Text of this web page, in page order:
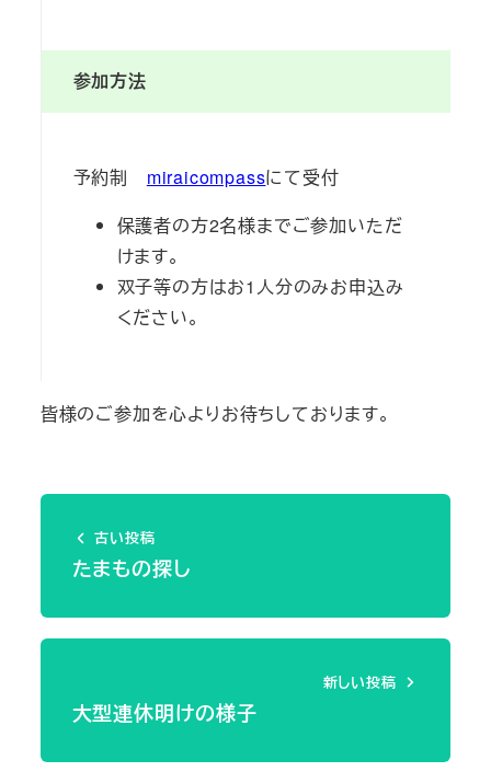
参加方法
予約制 miraicompassにて受付
保護者の方2名様までご参加いただ
けます。
双子等の方はお1人分のみお申込み
ください。
皆様のご参加を心よりお待ちしております。
古い投稿
たまもの探し
新しい投稿
大型連休明けの様子